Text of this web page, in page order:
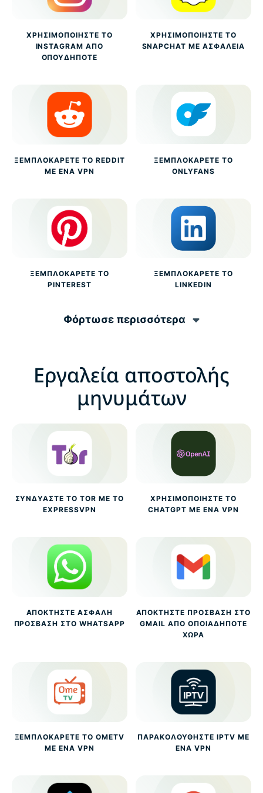
ΧΡΗΣΙΜΟΠΟΙΉΣΤΕ ΤΟ
INSTAGRAM ΑΠΌ
ΟΠΟΥΔΉΠΟΤΕ
ΧΡΗΣΙΜΟΠΟΙΉΣΤΕ ΤΟ
SNAPCHAT ΜΕ ΑΣΦΆΛΕΙΑ
ΞΕΜΠΛΟΚΆΡΕΤΕ ΤΟ REDDIT
ΜΕ ΈΝΑ VPN
ΞΕΜΠΛΟΚΆΡΕΤΕ ΤΟ
ONLYFANS
ΞΕΜΠΛΟΚΆΡΕΤΕ ΤΟ
PINTEREST
ΞΕΜΠΛΟΚΆΡΕΤΕ ΤΟ
LINKEDIN
Φόρτωσε περισσότερα
Εργαλεία αποστολής
μηνυμάτων
ΣΥΝΔΥΆΣΤΕ ΤΟ TOR ΜΕ ΤΟ
EXPRESSVPN
ΧΡΗΣΙΜΟΠΟΙΉΣΤΕ ΤΟ
CHATGPT ΜΕ ΈΝΑ VPN
ΑΠΟΚΤΉΣΤΕ ΑΣΦΑΛΉ
ΠΡΌΣΒΑΣΗ ΣΤΟ WHATSAPP
ΑΠΟΚΤΉΣΤΕ ΠΡΌΣΒΑΣΗ ΣΤΟ
GMAIL ΑΠΌ ΟΠΟΙΑΔΉΠΟΤΕ
ΧΏΡΑ
ΞΕΜΠΛΟΚΆΡΕΤΕ ΤΟ OMETV
ΜΕ ΈΝΑ VPN
ΠΑΡΑΚΟΛΟΥΘΉΣΤΕ IPTV ΜΕ
ΈΝΑ VPN